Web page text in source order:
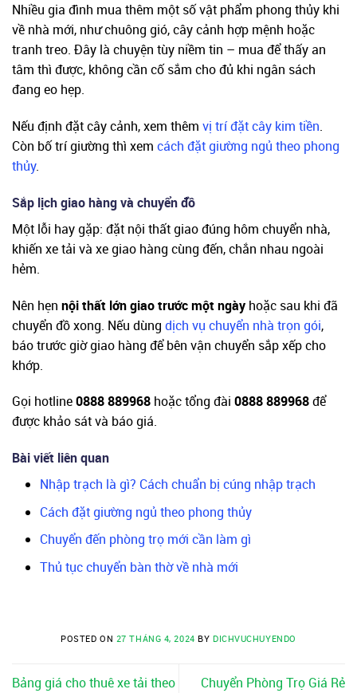
Nhiều gia đình mua thêm một số vật phẩm phong thủy khi
về nhà mới, như chuông gió, cây cảnh hợp mệnh hoặc
tranh treo. Đây là chuyện tùy niềm tin – mua để thấy an
tâm thì được, không cần cố sắm cho đủ khi ngân sách
đang eo hẹp.
Nếu định đặt cây cảnh, xem thêm vị trí đặt cây kim tiền.
Còn bố trí giường thì xem cách đặt giường ngủ theo phong
thủy.
Sắp lịch giao hàng và chuyển đồ
Một lỗi hay gặp: đặt nội thất giao đúng hôm chuyển nhà,
khiến xe tải và xe giao hàng cùng đến, chắn nhau ngoài
hẻm.
Nên hẹn nội thất lớn giao trước một ngày hoặc sau khi đã
chuyển đồ xong. Nếu dùng dịch vụ chuyển nhà trọn gói,
báo trước giờ giao hàng để bên vận chuyển sắp xếp cho
khớp.
Gọi hotline0888 889968 hoặc tổng đài 0888 889968để
được khảo sát và báo giá.
Bài viết liên quan
Nhập trạch là gì? Cách chuẩn bị cúng nhập trạch
Cách đặt giường ngủ theo phong thủy
Chuyển đến phòng trọ mới cần làm gì
Thủ tục chuyển bàn thờ về nhà mới
POSTED ON 27 THÁNG 4, 2024 BY DICHVUCHUYENDO
Bảng giá cho thuê xe tải theo
Chuyển Phòng Trọ Giá Rẻ